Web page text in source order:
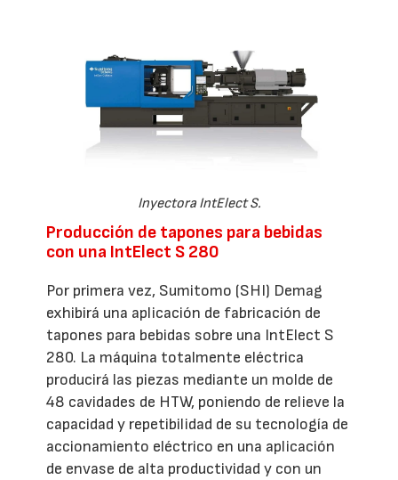
Inyectora IntElect S.
Producción de tapones para bebidas
con una IntElect S 280
Por primera vez, Sumitomo (SHI) Demag
exhibirá una aplicación de fabricación de
tapones para bebidas sobre una IntElect S
280. La máquina totalmente eléctrica
producirá las piezas mediante un molde de
48 cavidades de HTW, poniendo de relieve la
capacidad y repetibilidad de su tecnología de
accionamiento eléctrico en una aplicación
de envase de alta productividad y con un